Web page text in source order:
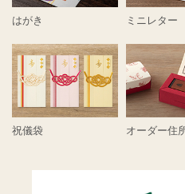
はがき ミニレター
祝儀袋 オーダー住